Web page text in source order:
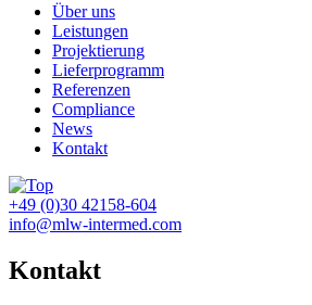
Über uns
Leistungen
Projektierung
Lieferprogramm
Referenzen
Compliance
News
Kontakt
+49 (0)30 42158-604
info@mlw-intermed.com
Kontakt